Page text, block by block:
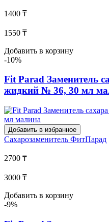
1400 ₸
1550 ₸
Добавить в корзину
-10%
Fit Parad Заменитель
жидкий № 36, 30 мл
Добавить в избранное
Сахарозаменитель ФитПарад
2700 ₸
3000 ₸
Добавить в корзину
-9%